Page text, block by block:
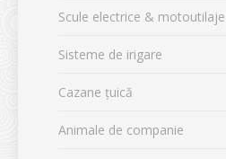
Scule electrice & motoutilaje
Sisteme de irigare
Cazane țuică
Animale de companie